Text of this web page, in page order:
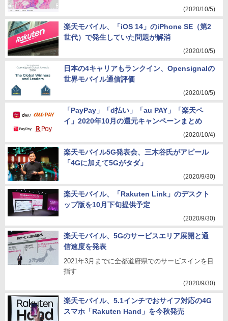
(2020/10/5)
楽天モバイル、「iOS 14」のiPhone SE（第2
世代）で発生していた問題が解消
(2020/10/5)
日本の4キャリアもランクイン、Opensignalの
世界モバイル通信評価
(2020/10/5)
「PayPay」「d払い」「au PAY」「楽天ペ
イ」2020年10月の還元キャンペーンまとめ
(2020/10/4)
楽天モバイル5G発表会、三木谷氏がアピール
「4Gに加えて5Gがタダ」
(2020/9/30)
楽天モバイル、「Rakuten Link」のデスクト
ップ版を10月下旬提供予定
(2020/9/30)
楽天モバイル、5Gのサービスエリア展開と通
信速度を発表
2021年3月までに全都道府県でのサービスインを目
指す
(2020/9/30)
楽天モバイル、5.1インチでおサイフ対応の4G
スマホ「Rakuten Hand」を今秋発売